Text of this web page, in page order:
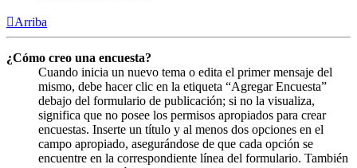
Arriba
¿Cómo creo una encuesta?
Cuando inicia un nuevo tema o edita el primer mensaje del
mismo, debe hacer clic en la etiqueta “Agregar Encuesta”
debajo del formulario de publicación; si no la visualiza,
significa que no posee los permisos apropiados para crear
encuestas. Inserte un título y al menos dos opciones en el
campo apropiado, asegurándose de que cada opción se
encuentre en la correspondiente línea del formulario. También